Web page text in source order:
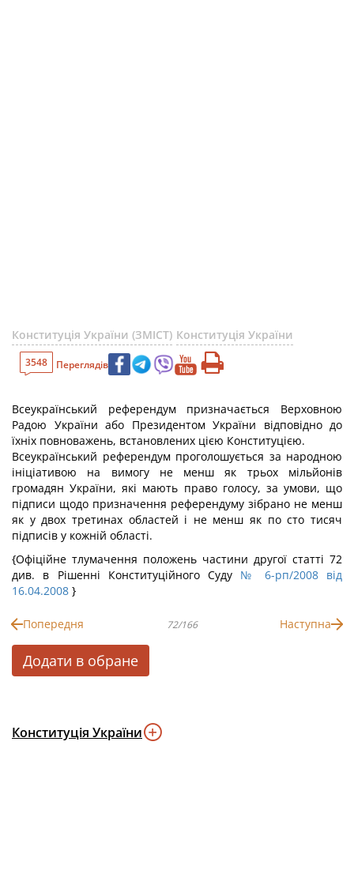
Конституція України (ЗМІСТ) Конституція України
3548 Переглядів
Всеукраїнський референдум призначається Верховною
Радою України або Президентом України відповідно до
їхніх повноважень, встановлених цією Конституцією.
Всеукраїнський референдум проголошується за народною
ініціативою на вимогу не менш як трьох мільйонів
громадян України, які мають право голосу, за умови, що
підписи щодо призначення референдуму зібрано не менш
як у двох третинах областей і не менш як по сто тисяч
підписів у кожній області.
{Офіційне тлумачення положень частини другої статті 72
див. в Рішенні Конституційного Суду № 6-рп/2008 від
16.04.2008 }
Попередня 72/166 Наступна
Додати в обране
Конституція України